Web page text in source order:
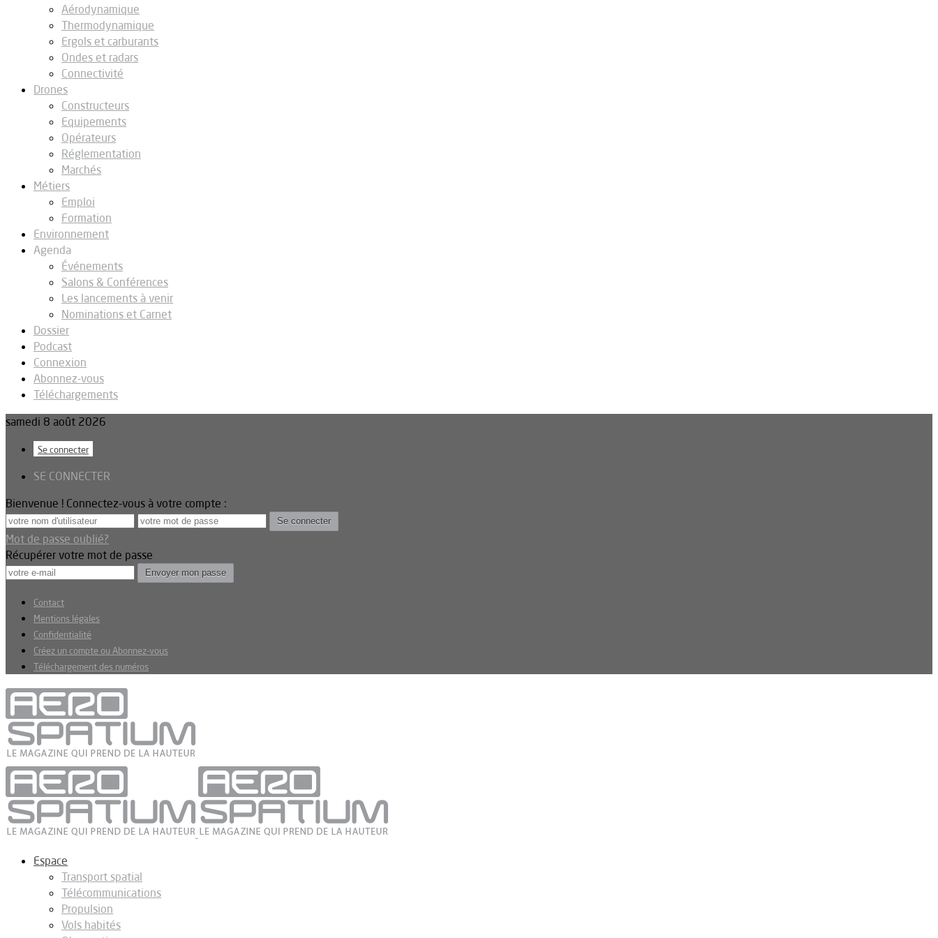
Aérodynamique
Thermodynamique
Ergols et carburants
Ondes et radars
Connectivité
Drones
Constructeurs
Equipements
Opérateurs
Réglementation
Marchés
Métiers
Emploi
Formation
Environnement
Agenda
Événements
Salons & Conférences
Les lancements à venir
Nominations et Carnet
Dossier
Podcast
Connexion
Abonnez-vous
Téléchargements
samedi 8 août 2026
Se connecter
SE CONNECTER
Bienvenue ! Connectez-vous à votre compte :
Mot de passe oublié?
Récupérer votre mot de passe
Contact
Mentions légales
Confidentialité
Créez un compte ou Abonnez-vous
Téléchargement des numéros
Espace
Transport spatial
Télécommunications
Propulsion
Vols habités